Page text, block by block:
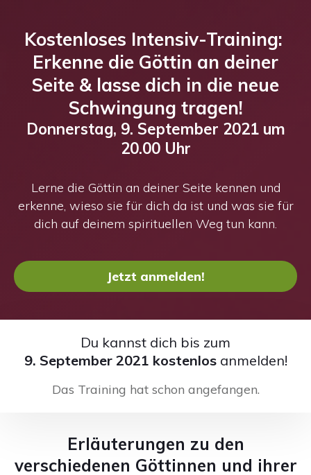
Kostenloses Intensiv-Training:
Erkenne die Göttin an deiner
Seite & lasse dich in die neue
Schwingung tragen!
Donnerstag, 9. September 2021 um
20.00 Uhr
Lerne die Göttin an deiner Seite kennen und
erkenne, wieso sie für dich da ist und was sie für
dich auf deinem spirituellen Weg tun kann.
Jetzt anmelden!
Du kannst dich bis zum
9. September 2021 kostenlos anmelden!
Das Training hat schon angefangen.
Erläuterungen zu den
verschiedenen Göttinnen und ihrer